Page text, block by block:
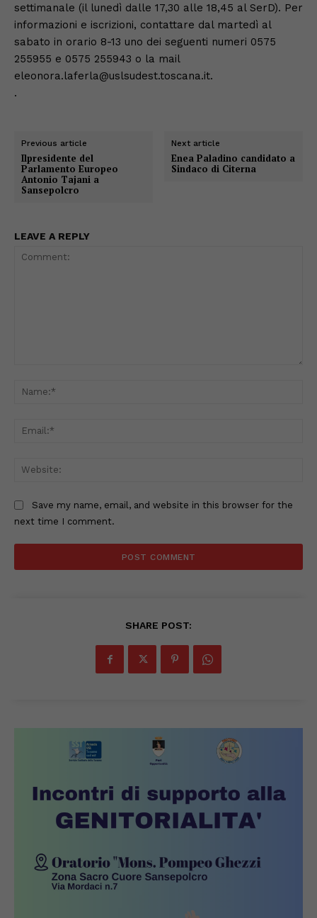
settimanale (il lunedì dalle 17,30 alle 18,45 al SerD). Per
informazioni e iscrizioni, contattare dal martedì al
sabato in orario 8-13 uno dei seguenti numeri 0575
255955 e 0575 255943 o la mail
eleonora.laferla@uslsudest.toscana.it.
.
Previous article
Ilpresidente del
Parlamento Europeo
Antonio Tajani a
Sansepolcro
Next article
Enea Paladino candidato a
Sindaco di Citerna
LEAVE A REPLY
Save my name, email, and website in this browser for the
next time I comment.
SHARE POST: